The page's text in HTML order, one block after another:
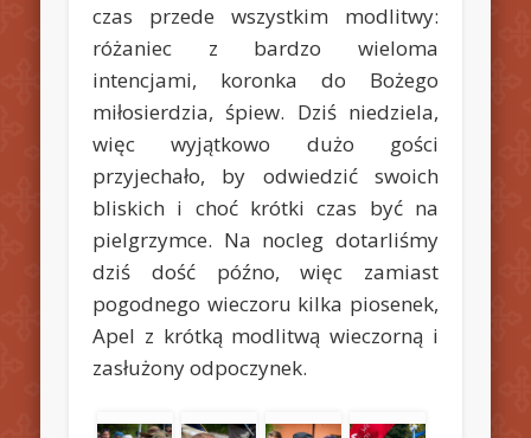
czas przede wszystkim modlitwy:
różaniec z bardzo wieloma
intencjami, koronka do Bożego
miłosierdzia, śpiew. Dziś niedziela,
więc wyjątkowo dużo gości
przyjechało, by odwiedzić swoich
bliskich i choć krótki czas być na
pielgrzymce. Na nocleg dotarliśmy
dziś dość późno, więc zamiast
pogodnego wieczoru kilka piosenek,
Apel z krótką modlitwą wieczorną i
zasłużony odpoczynek.